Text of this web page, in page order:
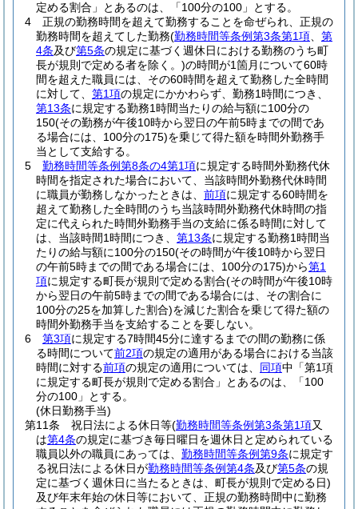
定める割合」とあるのは、「100分の100」とする。
4
正規の勤務時間を超えて勤務することを命ぜられ、正規の
勤務時間を超えてした勤務(勤務時間等条例第3条第1項
第
4条及び第5条の規定に基づく週休日における勤務のうち町
長が規則で定める者を除く。)の時間が1箇月について60時
間を超えた職員には、その60時間を超えて勤務した全時間
に対して、 第1項の規定にかかわらず、勤務1時間につき、
第13条に規定する勤務1時間当たりの給与額に100分の
150(その勤務が午後10時から翌日の午前5時までの間であ
る場合には、100分の175)を乗じて得た額を時間外勤務手
当として支給する。
5
勤務時間等条例第8条の4第1項に規定する時間外勤務代休
時間を指定された場合において、当該時間外勤務代休時間
に職員が勤務しなかったときは、 前項に規定する60時間を
超えて勤務した全時間のうち当該時間外勤務代休時間の指
定に代えられた時間外勤務手当の支給に係る時間に対して
は、当該時間1時間につき、 第13条に規定する勤務1時間当
たりの給与額に100分の150(その時間が午後10時から翌日
の午前5時までの間である場合には、100分の175)から第1
項に規定する町長が規則で定める割合(その時間が午後10時
から翌日の午前5時までの間である場合には、その割合に
100分の25を加算した割合)を減じた割合を乗じて得た額の
時間外勤務手当を支給することを要しない。
6
第3項に規定する7時間45分に達するまでの間の勤務に係
る時間について前2項の規定の適用がある場合における当該
時間に対する前項の規定の適用については、 同項中「第1項
に規定する町長が規則で定める割合」とあるのは、「100
分の100」とする。
(休日勤務手当)
第11条
祝日法による休日等(勤務時間等条例第3条第1項又
は第4条の規定に基づき毎日曜日を週休日と定められている
職員以外の職員にあっては、 勤務時間等条例第9条に規定す
る祝日法による休日が勤務時間等条例第4条及び第5条の規
定に基づく週休日に当たるときは、町長が規則で定める日)
及び年末年始の休日等において、正規の勤務時間中に勤務